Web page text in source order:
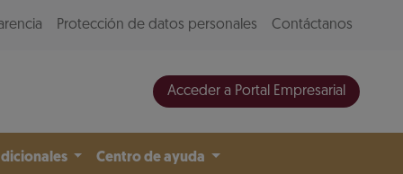
Protección de datos personales Contáctanos
Acceder a Portal Empresarial
Centro de ayuda